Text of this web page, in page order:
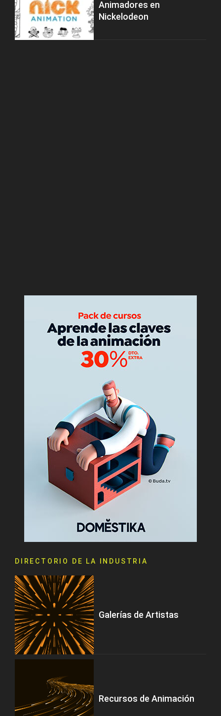
Animadores en
Nickelodeon
DIRECTORIO DE LA INDUSTRIA
Galerías de Artistas
Recursos de Animación